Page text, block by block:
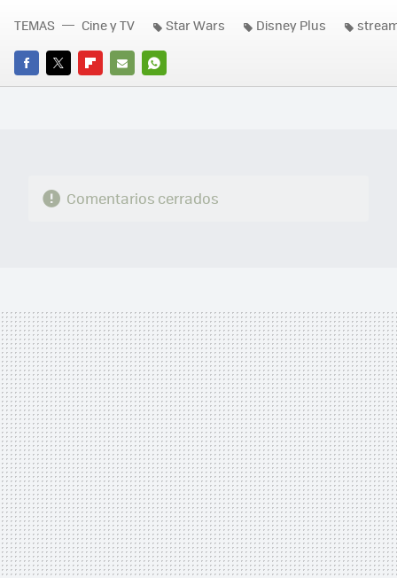
FACEBOOK
TWITTERFLIPBOARD
E-
WHATSAPP
TEMAS Cine y TV Star Wars Disney Plus
Comentarios cerrados